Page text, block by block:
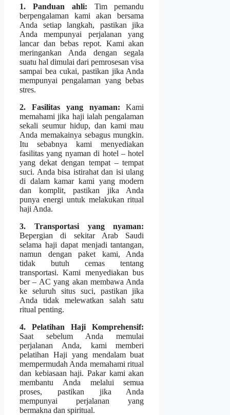
1. Panduan ahli: Tim pemandu
berpengalaman kami akan bersama
Anda setiap langkah, pastikan jika
Anda mempunyai perjalanan yang
lancar dan bebas repot. Kami akan
meringankan Anda dengan segala
suatu hal dimulai dari pemrosesan visa
sampai bea cukai, pastikan jika Anda
mempunyai pengalaman yang bebas
stres.
2. Fasilitas yang nyaman: Kami
memahami jika haji ialah pengalaman
sekali seumur hidup, dan kami mau
Anda memakainya sebagus mungkin.
Itu sebabnya kami menyediakan
fasilitas yang nyaman di hotel – hotel
yang dekat dengan tempat – tempat
suci. Anda bisa istirahat dan isi ulang
di dalam kamar kami yang modern
dan komplit, pastikan jika Anda
punya energi untuk melakukan ritual
haji Anda.
3. Transportasi yang nyaman:
Bepergian di sekitar Arab Saudi
selama haji dapat menjadi tantangan,
namun dengan paket kami, Anda
tidak butuh cemas tentang
transportasi. Kami menyediakan bus
ber – AC yang akan membawa Anda
ke seluruh situs suci, pastikan jika
Anda tidak melewatkan salah satu
ritual penting.
4. Pelatihan Haji Komprehensif:
Saat sebelum Anda memulai
perjalanan Anda, kami memberi
pelatihan Haji yang mendalam buat
mempermudah Anda memahami ritual
dan kebiasaan haji. Pakar kami akan
membantu Anda melalui semua
proses, pastikan jika Anda
mempunyai perjalanan yang
bermakna dan spiritual.